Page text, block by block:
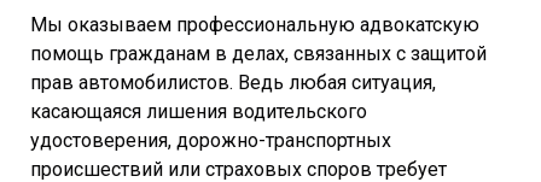
Мы оказываем профессиональную адвокатскую
помощь гражданам в делах, связанных с защитой
прав автомобилистов. Ведь любая ситуация,
касающаяся лишения водительского
удостоверения, дорожно-транспортных
происшествий или страховых споров требует